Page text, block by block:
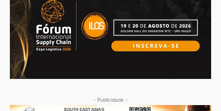
- Publicidade -